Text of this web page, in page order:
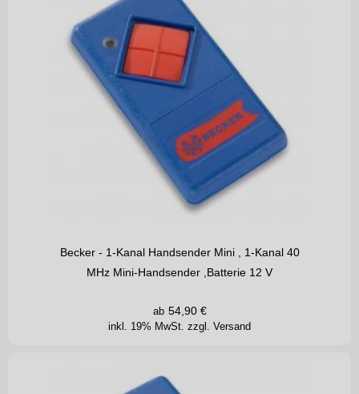
Becker - 1-Kanal Handsender Mini , 1-Kanal 40
MHz Mini-Handsender ,Batterie 12 V
inkl. 19% MwSt. zzgl. Versand
ab 54,90€